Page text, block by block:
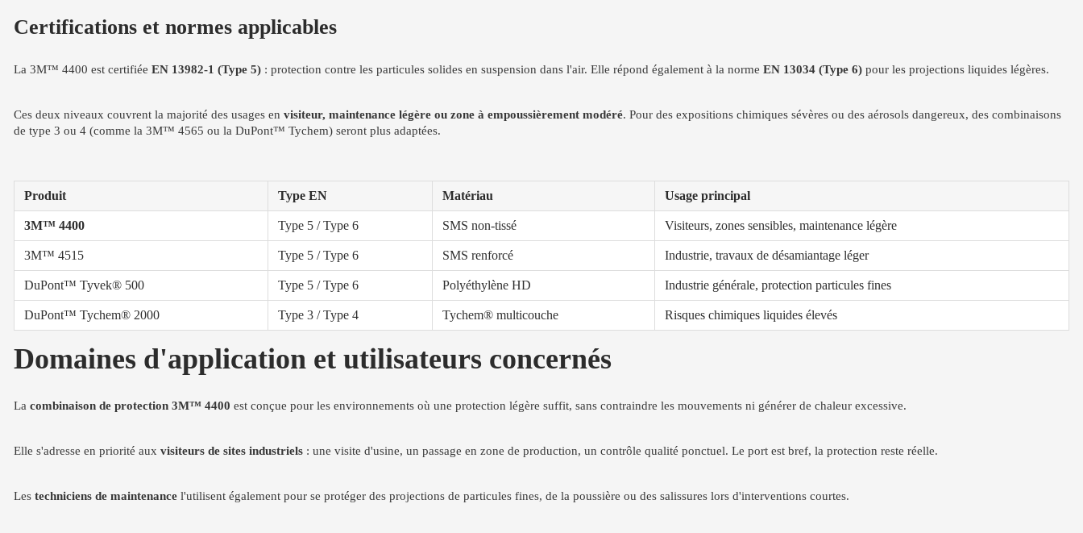
Certifications et normes applicables
La 3M™ 4400 est certifiée EN 13982-1 (Type 5) : protection contre les particules solides en suspension dans l'air. Elle répond également à la norme EN 13034 (Type 6) pour les projections liquides légères.
Ces deux niveaux couvrent la majorité des usages en visiteur, maintenance légère ou zone à empoussièrement modéré. Pour des expositions chimiques sévères ou des aérosols dangereux, des combinaisons
de type 3 ou 4 (comme la 3M™ 4565 ou la DuPont™ Tychem) seront plus adaptées.
Produit Type EN Matériau Usage principal
3M™ 4400 Type 5 / Type 6 SMS non-tissé Visiteurs, zones sensibles, maintenance légère
3M™ 4515 Type 5 / Type 6 SMS renforcé Industrie, travaux de désamiantage léger
DuPont™ Tyvek® 500 Type 5 / Type 6 Polyéthylène HD Industrie générale, protection particules fines
DuPont™ Tychem® 2000 Type 3 / Type 4 Tychem® multicouche Risques chimiques liquides élevés
Domaines d'application et utilisateurs concernés
La combinaison de protection 3M™ 4400 est conçue pour les environnements où une protection légère suffit, sans contraindre les mouvements ni générer de chaleur excessive.
Elle s'adresse en priorité aux visiteurs de sites industriels : une visite d'usine, un passage en zone de production, un contrôle qualité ponctuel. Le port est bref, la protection reste réelle.
Les techniciens de maintenance l'utilisent également pour se protéger des projections de particules fines, de la poussière ou des salissures lors d'interventions courtes.